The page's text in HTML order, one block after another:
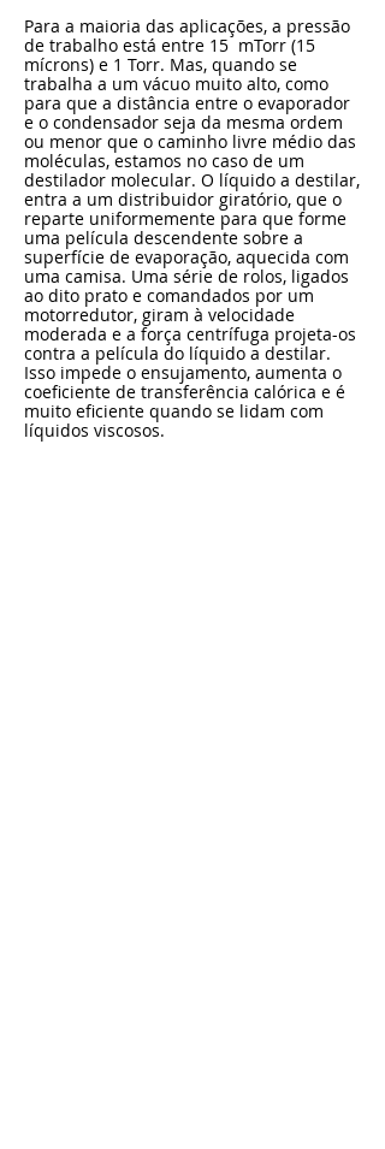
Para a maioria das aplicações, a pressão
de trabalho está entre 15 mTorr (15
mícrons) e 1 Torr. Mas, quando se
trabalha a um vácuo muito alto, como
para que a distância entre o evaporador
e o condensador seja da mesma ordem
ou menor que o caminho livre médio das
moléculas, estamos no caso de um
destilador molecular. O líquido a destilar,
entra a um distribuidor giratório, que o
reparte uniformemente para que forme
uma película descendente sobre a
superfície de evaporação, aquecida com
uma camisa. Uma série de rolos, ligados
ao dito prato e comandados por um
motorredutor, giram à velocidade
moderada e a força centrífuga projeta-os
contra a película do líquido a destilar.
Isso impede o ensujamento, aumenta o
coeficiente de transferência calórica e é
muito eficiente quando se lidam com
líquidos viscosos.